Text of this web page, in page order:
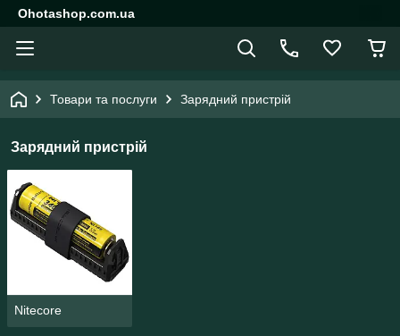
Ohotashop.com.ua
Товари та послуги Зарядний пристрій
Зарядний пристрій
Nitecore